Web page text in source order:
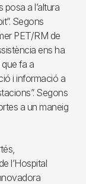
a l’altura
Segons
PET/RM de
ens ha
que fa a
i informació a
Segons
a un maneig
l’Hospital